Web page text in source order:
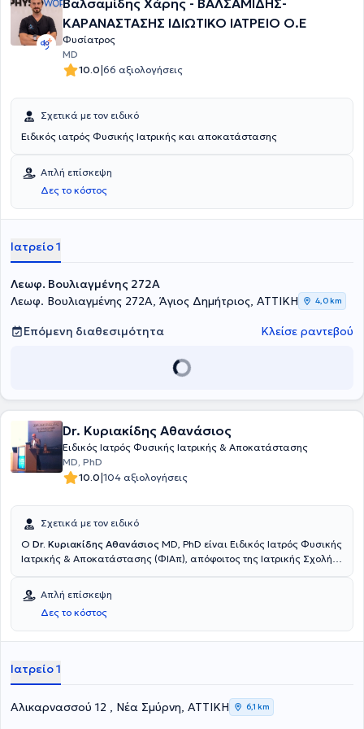
Σπονδυλικής Στήλης και Άκρων (McKENZIE), στη θεραπευτική
χρήση των κρουστικών κυμάτων (ESWT) και στην προλοθεραπεία
(Prolotherapy). Η γιατρός κατέχει τον ευρωπαϊκό τίτλο της
ειδικότητας της Φυσικής Ιατρικής και Αποκατάστασης (FEBPRM).
Στο ιατρείο της αναλαμβάνει τη διάγνωση και αποκατάσταση
ορθοπαιδικών, νευρολογικών και ρευματολογικών παθήσεων,
Βαλσαμίδης Χάρης - ΒΑΛΣΑΜΙΔΗΣ-
ΚΑΡΑΝΑΣΤΑΣΗΣ ΙΔΙΩΤΙΚΟ ΙΑΤΡΕΙΟ Ο.Ε
Φυσίατρος
MD
10.0|66 αξιολογήσεις
Σχετικά με τον ειδικό
Ειδικός ιατρός Φυσικής Ιατρικής και αποκατάστασης
Απλή επίσκεψη
Δες το κόστος
Ιατρείο 1
Λεωφ. Βουλιαγμένης 272A
Λεωφ. Βουλιαγμένης 272A, Άγιος Δημήτριος, ΑΤΤΙΚΗ
4,0 km
Επόμενη διαθεσιμότητα Κλείσε ραντεβού
Dr. Κυριακίδης Αθανάσιος
Ειδικός Ιατρός Φυσικής Ιατρικής & Αποκατάστασης
MD, PhD
10.0|104 αξιολογήσεις
Σχετικά με τον ειδικό
Ο Dr. Κυριακίδης Αθανάσιος MD, PhD είναι Ειδικός Ιατρός Φυσικής
Ιατρικής & Αποκατάστασης (ΦΙΑπ), απόφοιτος της Ιατρικής Σχολής
αριστούχος Διδάκτωρ της Ιατρικής Σχολής του Πανεπιστημίου
Πατρών, ο οποίος διατηρεί ιδιωτικό ιατρείο στη Νέα Σμύρνη. Έχει
εξειδικευτεί στη Μεγάλη Βρετανία σε κακώσεις σπονδυλικής
στήλης και νωτιαίου μυελού και στην αποκατάσταση αθλητικών
νευροπαθητικής αιτιολογίας με ολιστική προσέγγιση,
συνδυάζοντας την ιατρική φροντίδα με οδηγίες θεραπευτικής
Απλή επίσκεψη
Δες το κόστος
Ιατρείο 1
Αλικαρνασσού 12 , Νέα Σμύρνη, ΑΤΤΙΚΗ 6,1 km